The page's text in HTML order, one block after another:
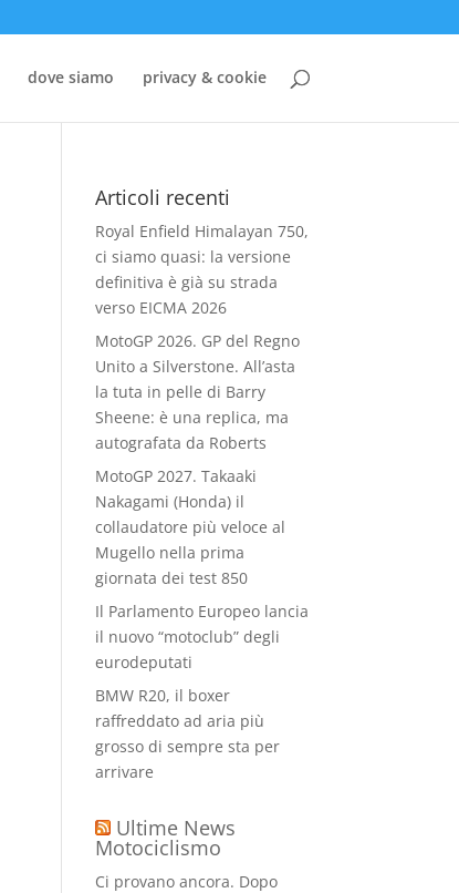
dove siamo privacy & cookie
Articoli recenti
Royal Enfield Himalayan 750,
ci siamo quasi: la versione
definitiva è già su strada
verso EICMA 2026
MotoGP 2026. GP del Regno
Unito a Silverstone. All’asta
la tuta in pelle di Barry
Sheene: è una replica, ma
autografata da Roberts
MotoGP 2027. Takaaki
Nakagami (Honda) il
collaudatore più veloce al
Mugello nella prima
giornata dei test 850
Il Parlamento Europeo lancia
il nuovo “motoclub” degli
eurodeputati
BMW R20, il boxer
raffreddato ad aria più
grosso di sempre sta per
arrivare
Ultime News
Motociclismo
Ci provano ancora. Dopo